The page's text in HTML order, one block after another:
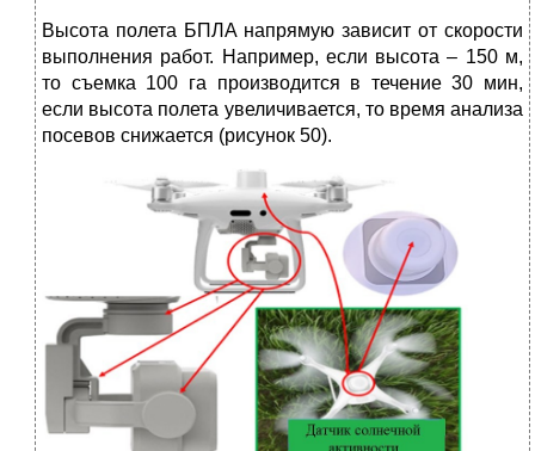
Высота полета БПЛА напрямую зависит от скорости
выполнения работ. Например, если высота – 150 м,
то съемка 100 га производится в течение 30 мин,
если высота полета увеличивается, то время анализа
посевов снижается (рисунок 50).